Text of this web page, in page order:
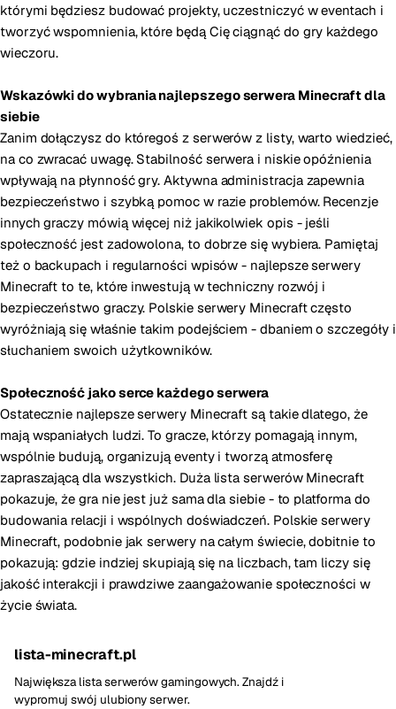
którymi będziesz budować projekty, uczestniczyć w eventach i
tworzyć wspomnienia, które będą Cię ciągnąć do gry każdego
wieczoru.
Wskazówki do wybrania najlepszego serwera Minecraft dla
siebie
Zanim dołączysz do któregoś z serwerów z listy, warto wiedzieć,
na co zwracać uwagę. Stabilność serwera i niskie opóźnienia
wpływają na płynność gry. Aktywna administracja zapewnia
bezpieczeństwo i szybką pomoc w razie problemów. Recenzje
innych graczy mówią więcej niż jakikolwiek opis - jeśli
społeczność jest zadowolona, to dobrze się wybiera. Pamiętaj
też o backupach i regularności wpisów - najlepsze serwery
Minecraft to te, które inwestują w techniczny rozwój i
bezpieczeństwo graczy. Polskie serwery Minecraft często
wyróżniają się właśnie takim podejściem - dbaniem o szczegóły i
słuchaniem swoich użytkowników.
Społeczność jako serce każdego serwera
Ostatecznie najlepsze serwery Minecraft są takie dlatego, że
mają wspaniałych ludzi. To gracze, którzy pomagają innym,
wspólnie budują, organizują eventy i tworzą atmosferę
zapraszającą dla wszystkich. Duża lista serwerów Minecraft
pokazuje, że gra nie jest już sama dla siebie - to platforma do
budowania relacji i wspólnych doświadczeń. Polskie serwery
Minecraft, podobnie jak serwery na całym świecie, dobitnie to
pokazują: gdzie indziej skupiają się na liczbach, tam liczy się
jakość interakcji i prawdziwe zaangażowanie społeczności w
życie świata.
lista-minecraft.pl
Największa lista serwerów gamingowych. Znajdź i
wypromuj swój ulubiony serwer.